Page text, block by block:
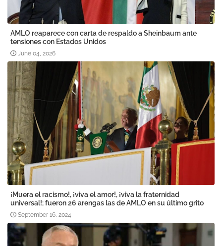
AMLO reaparece con carta de respaldo a Sheinbaum ante
tensiones con Estados Unidos
June 04, 2026
¡Muera el racismo!, ¡viva el amor!, ¡viva la fraternidad
universal!; fueron 26 arengas las de AMLO en su último grito
September 16, 2024